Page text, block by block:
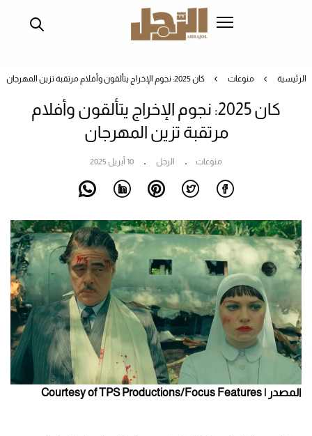
الرئيسية منوعات كان 2025: نجوم الإخراج يتألقون وأفلام مرتقبة تزين المهرجان
كان 2025: نجوم الإخراج يتألقون وأفلام
مرتقبة تزين المهرجان
منوعات الرجل 10 أبريل 2025
المصدر | Courtesy of TPS Productions/Focus Features